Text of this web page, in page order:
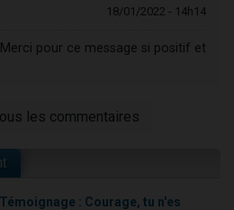
18/01/2022 - 14h14
pour ce message si positif et
les commentaires
Témoignage : Courage, tu n'es